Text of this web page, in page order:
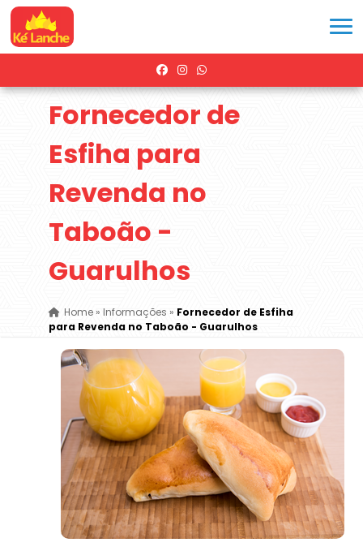
Fornecedor de
Esfiha para
Revenda no
Taboão -
Guarulhos
Home» Informações » Fornecedor de Esfiha
para Revenda no Taboão - Guarulhos